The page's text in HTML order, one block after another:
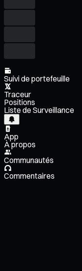
Suivi de portefeuille
Traceur
Positions
Liste de Surveillance
App
À propos
Communautés
Commentaires